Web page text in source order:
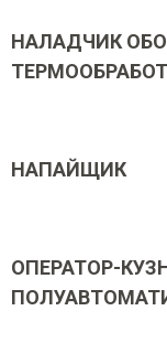
НАЛАДЧИК
НАПАЙЩИК
ОПЕРАТОР-